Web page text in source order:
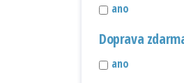
ano
Doprava
ano